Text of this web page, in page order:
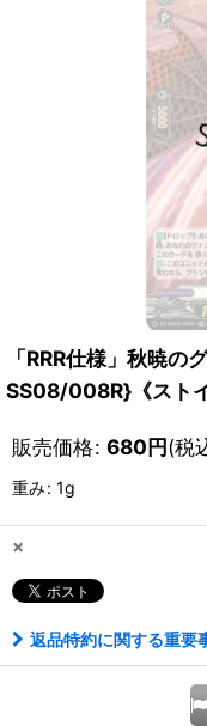
「RRR仕様」秋暁
SS08/008R}《スト
販売価格: 680円(税
重み: 1g
×
返品特約に関する重要